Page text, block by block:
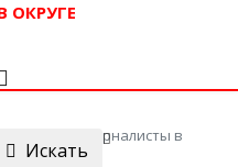
ОКРУГЕ
провели журналисты в
Искать